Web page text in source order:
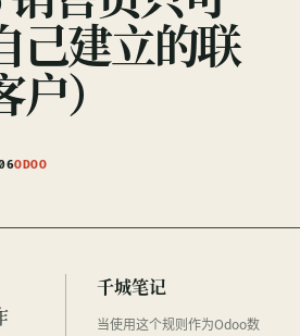
己建立的联
）
ODOO
千城笔记
当使用这个规则作为Odoo数